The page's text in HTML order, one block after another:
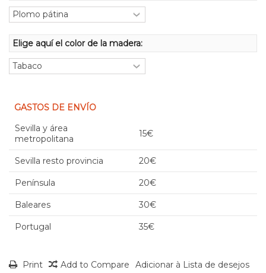
Elige aquí el color de la madera:
GASTOS DE ENVÍO
Sevilla y área
metropolitana
15€
Sevilla resto provincia 20€
Península 20€
Baleares 30€
Portugal 35€
Print Add to Compare Adicionar à Lista de desejos